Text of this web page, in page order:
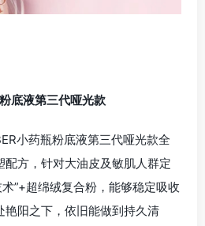
底液第三代哑光款
小药瓶粉底液第三代哑光款全
配方，针对大油皮及敏肌人群定
”+超绵绒复合粉，能够稳定吸收
艳阳之下，依旧能做到持久清